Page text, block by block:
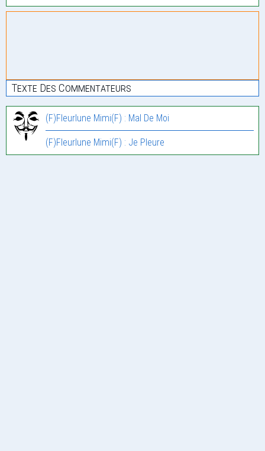
Texte Des Commentateurs
(F)Fleurlune Mimi(F) : Mal De Moi
(F)Fleurlune Mimi(F) : Je Pleure